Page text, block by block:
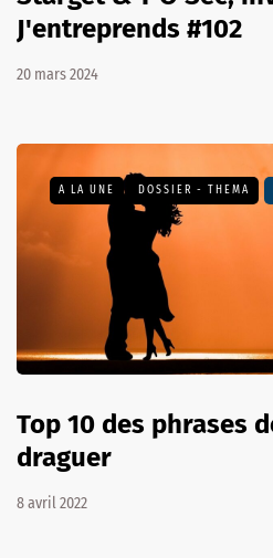
J'entreprends #102
20 mars 2024
A LA UNE DOSSIER - THEMA
Top 10 des phrases
draguer
8 avril 2022